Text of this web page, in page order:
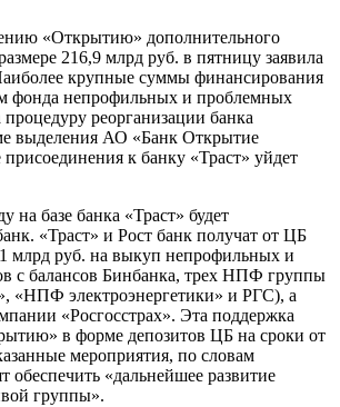
«Открытию» дополнительного
216,9 млрд руб. в пятницу заявила
крупные суммы финансирования
фонда непрофильных и проблемных
реорганизации банка
выделения АО «Банк Открытие
к банку «Траст» уйдет
на базе банка «Траст» будет
«Траст» и Рост банк получат от ЦБ
млрд руб. на выкуп непрофильных и
с балансов Бинбанка, трех НПФ группы
«НПФ электроэнергетики» и РГС), а
«Росгосстрах». Эта поддержка
в форме депозитов ЦБ на сроки от
мероприятия, по словам
обеспечить «дальнейшее развитие
группы».